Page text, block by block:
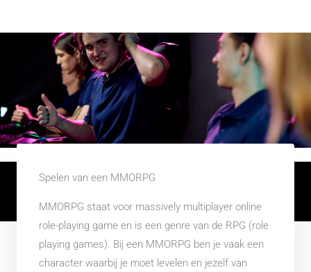
Spelen van een MMORPG
MMORPG staat voor massively multiplayer online
role-playing game en is een genre van de RPG (role
playing games). Bij een MMORPG ben je vaak een
character waarbij je moet levelen en jezelf van